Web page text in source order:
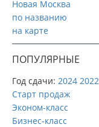
Новая Москва
по названию
на карте
ПОПУЛЯРНЫЕ
Год сдачи: 2024 2022
Старт продаж
Эконом-класс
Бизнес-класс